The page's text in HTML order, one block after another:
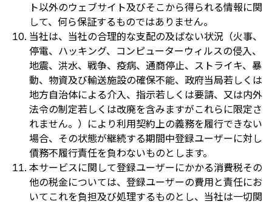
ト以外のウェブサイト及びそこから得られる情報に関
して、何ら保証するものではありません。
当社は、当社の合理的な支配の及ばない状況（火事、
停電、ハッキング、コンピューターウィルスの侵入、
地震、洪水、戦争、疫病、通商停止、ストライキ、暴
動、物資及び輸送施設の確保不能、政府当局若しくは
地方自治体による介入、指示若しくは要請、又は内外
法令の制定若しくは改廃を含みますがこれらに限定さ
れません。）により利用契約上の義務を履行できない
場合、その状態が継続する期間中登録ユーザーに対し
債務不履行責任を負わないものとします。
本サービスに関して登録ユーザーにかかる消費税その
他の税金については、登録ユーザーの費用と責任にお
いてこれを負担及び処理するものとし、当社は一切関